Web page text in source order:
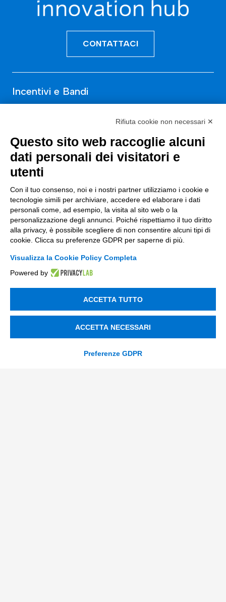
CONTATTACI
Incentivi e Bandi
Fondi Europei
Consulenza
ESG
Finanza
Nuovi Mercati
Innovazione di prodotto e processo
Digital Marketing
Data & BI
Compliance Normativa Integrata
Soluzioni Digitali
Rifiuta cookie non necessari ✕
Questo sito web raccoglie alcuni
dati personali dei visitatori e
utenti
Con il tuo consenso, noi e i nostri partner utilizziamo i cookie e
tecnologie simili per archiviare, accedere ed elaborare i dati
personali come, ad esempio, la visita al sito web o la
personalizzazione degli annunci. Poiché rispettiamo il tuo diritto
alla privacy, è possibile scegliere di non consentire alcuni tipi di
cookie. Clicca su preferenze GDPR per saperne di più.
Visualizza la Cookie Policy Completa
Powered by
ACCETTA TUTTO
ACCETTA NECESSARI
Preferenze GDPR